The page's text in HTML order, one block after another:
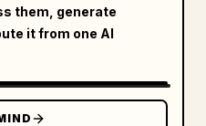
them, generate
it from one AI